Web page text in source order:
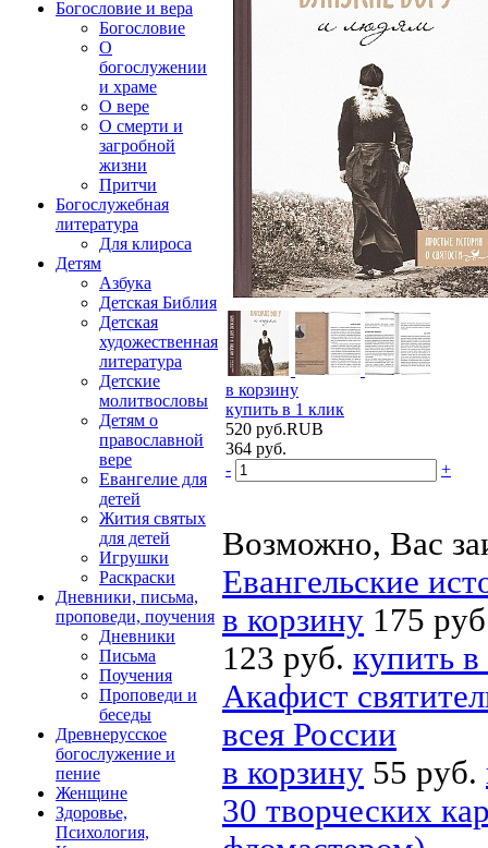
Богословие и вера
Богословие
О
богослужении
и храме
О вере
О смерти и
загробной
жизни
Притчи
Богослужебная
литература
Для клироса
Детям
Азбука
Детская Библия
Детская
художественная
литература
Детские
молитвословы
Детям о
православной
вере
Евангелие для
детей
Жития святых
для детей
Игрушки
Раскраски
Дневники, письма,
проповеди, поучения
Дневники
Письма
Поучения
Проповеди и
беседы
Древнерусское
богослужение и
пение
Женщине
Здоровье,
Психология,
в корзину
купить в 1 клик
520 руб.RUB
364 руб.
-
+
Возможно, Вас
Евангельские
в корзину 175
123 руб. купить
Акафист
всея России
в корзину 55 руб.
30 творческих